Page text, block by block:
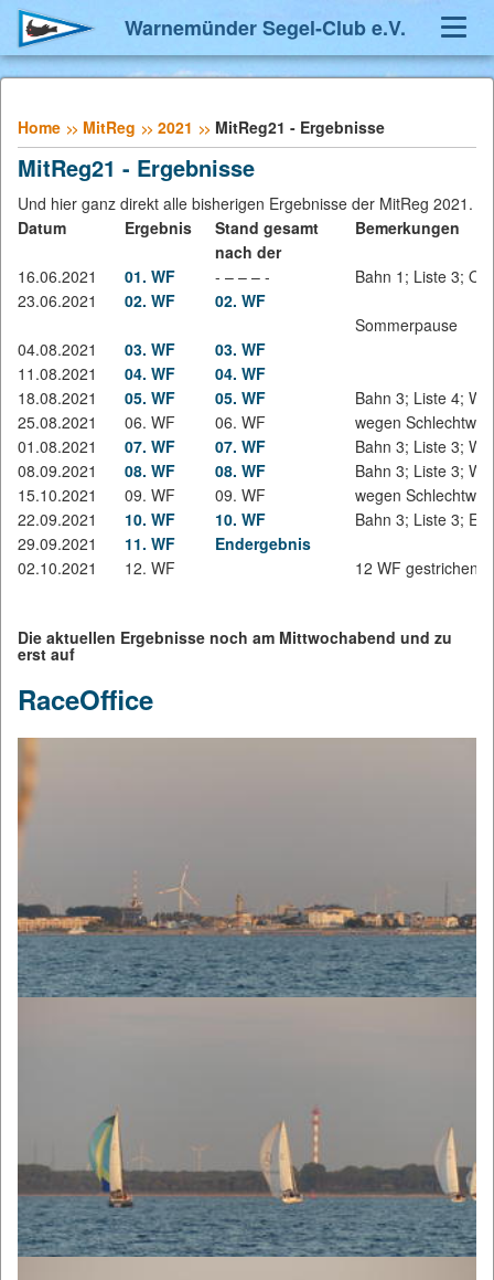
Warnemünder Segel-Club e.V.
Home MitReg 2021 MitReg21 - Ergebnisse
MitReg21 - Ergebnisse
Und hier ganz direkt alle bisherigen Ergebnisse der MitReg 2021.
Datum
Ergebnis
Stand gesamt
nach der
Bemerkungen
16.06.2021 01. WF - – – – -
Bahn 1; Liste 3;
23.06.2021
02. WF
02. WF
Sommerpause
04.08.2021
03. WF
03. WF
11.08.2021
04. WF
04. WF
18.08.2021
05. WF 05. WF
Bahn 3; Liste 4; W
25.08.2021
06. WF 06. WF
wegen
01.08.2021
07. WF 07. WF
Bahn 3; Liste 3; W
08.09.2021
08. WF 08. WF
Bahn 3; Liste 3; W
15.10.2021
09. WF 09. WF
wegen
22.09.2021
10. WF 10. WF
Bahn 3; Liste 3; E 3
29.09.2021
11. WF
Endergebnis
02.10.2021
12. WF 12 WF gestrichen
Die aktuellen Ergebnisse noch am Mittwochabend und zu
erst auf
RaceOffice